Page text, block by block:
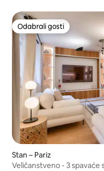
Odabrali gosti
Odabrali gosti
Stan – Pariz
Veličanstveno - 3 spavaće